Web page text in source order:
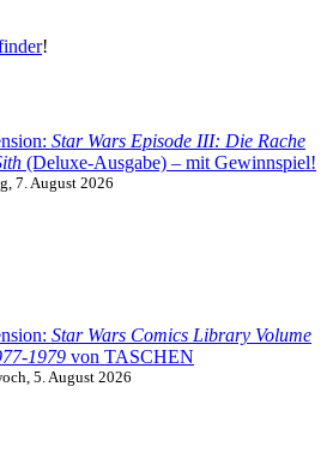
!
Star Wars Episode III: Die Rache
(Deluxe-Ausgabe) – mit Gewinnspiel!
7. August 2026
Star Wars Comics Library Volume
1979 von TASCHEN
5. August 2026